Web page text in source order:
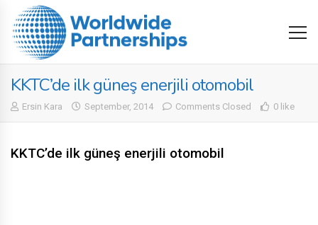
KKTC’de ilk güneş enerjili otomobil
Ersin Kara September, 2014 Comments Closed 0 like
KKTC’de ilk güneş enerjili otomobil